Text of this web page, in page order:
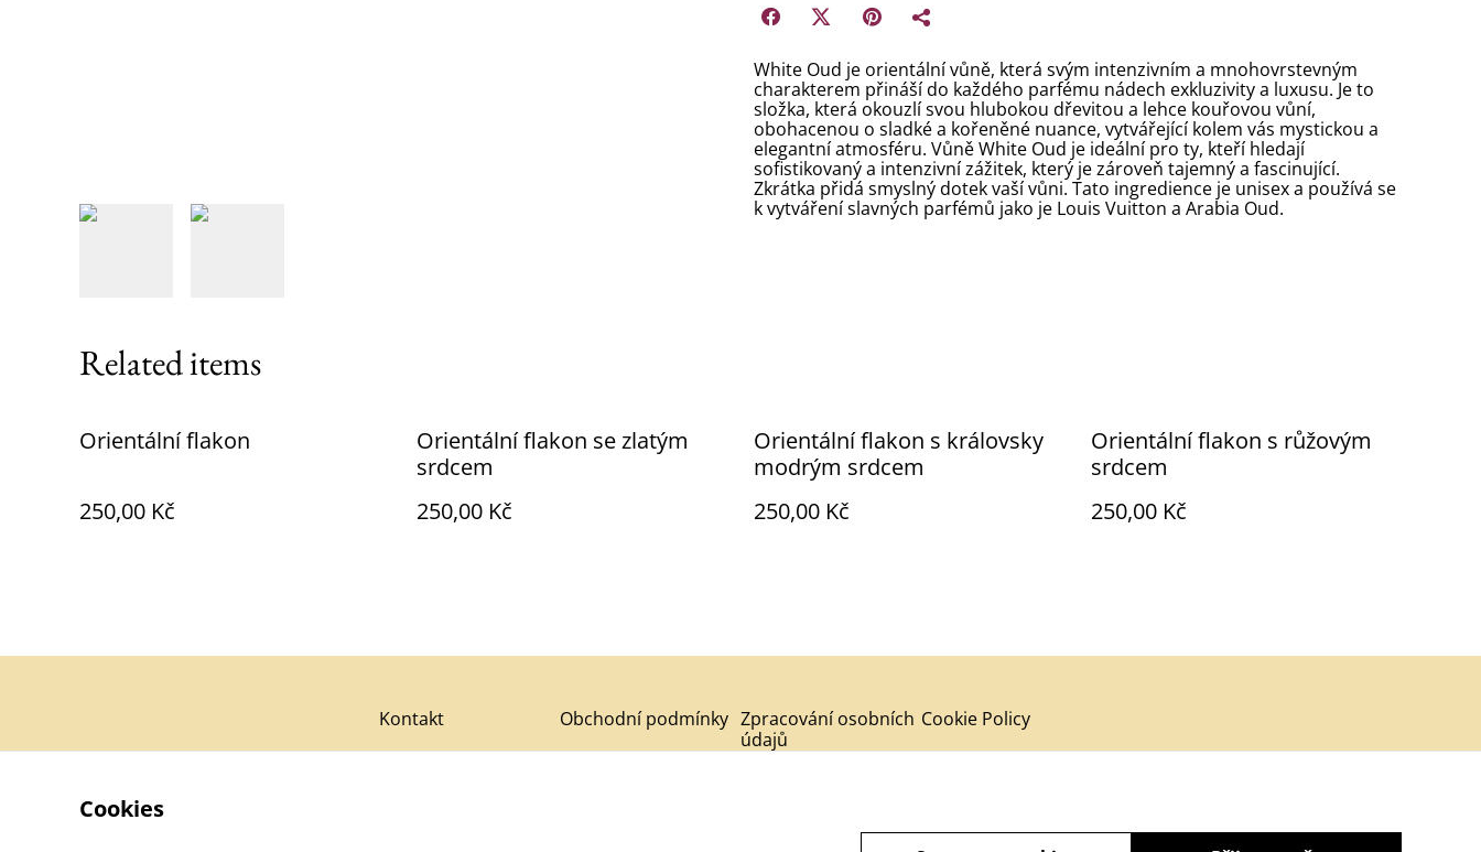
White Oud je orientální vůně, která svým intenzivním a mnohovrstevným
charakterem přináší do každého parfému nádech exkluzivity a luxusu. Je to
složka, která okouzlí svou hlubokou dřevitou a lehce kouřovou vůní,
obohacenou o sladké a kořeněné nuance, vytvářející kolem vás mystickou a
elegantní atmosféru. Vůně White Oud je ideální pro ty, kteří hledají
sofistikovaný a intenzivní zážitek, který je zároveň tajemný a fascinující.
Zkrátka přidá smyslný dotek vaší vůni. Tato ingredience je unisex a používá se
k vytváření slavných parfémů jako je Louis Vuitton a Arabia Oud.
Related items
Orientální flakon
250,00 Kč
Orientální flakon se zlatým
srdcem
250,00 Kč
Orientální flakon s královsky
modrým srdcem
250,00 Kč
Orientální flakon s růžovým
srdcem
250,00 Kč
Kontakt Obchodní podmínky Zpracování osobních
údajů
Cookie Policy
Cookies